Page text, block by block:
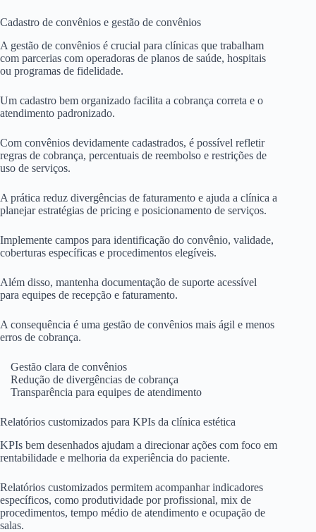
Cadastro de convênios e gestão de convênios
A gestão de convênios é crucial para clínicas que trabalham
com parcerias com operadoras de planos de saúde, hospitais
ou programas de fidelidade.
Um cadastro bem organizado facilita a cobrança correta e o
atendimento padronizado.
Com convênios devidamente cadastrados, é possível refletir
regras de cobrança, percentuais de reembolso e restrições de
uso de serviços.
A prática reduz divergências de faturamento e ajuda a clínica a
planejar estratégias de pricing e posicionamento de serviços.
Implemente campos para identificação do convênio, validade,
coberturas específicas e procedimentos elegíveis.
Além disso, mantenha documentação de suporte acessível
para equipes de recepção e faturamento.
A consequência é uma gestão de convênios mais ágil e menos
erros de cobrança.
Gestão clara de convênios
Redução de divergências de cobrança
Transparência para equipes de atendimento
Relatórios customizados para KPIs da clínica estética
KPIs bem desenhados ajudam a direcionar ações com foco em
rentabilidade e melhoria da experiência do paciente.
Relatórios customizados permitem acompanhar indicadores
específicos, como produtividade por profissional, mix de
procedimentos, tempo médio de atendimento e ocupação de
salas.